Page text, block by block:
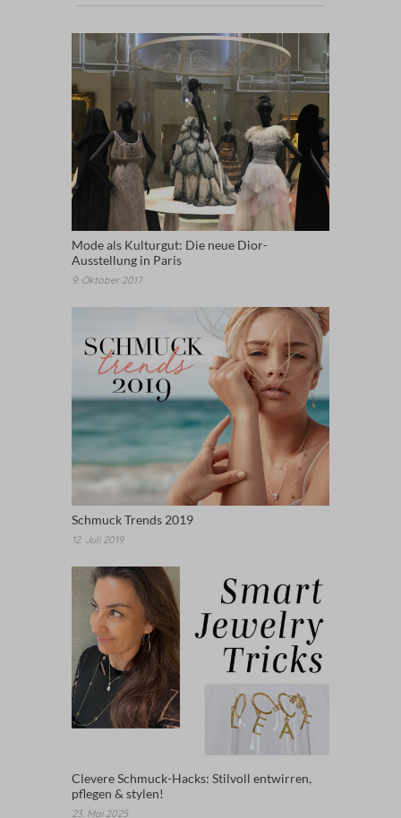
Mode als Kulturgut: Die neue Dior-
Ausstellung in Paris
9. Oktober 2017
Schmuck Trends 2019
12. Juli 2019
Clevere Schmuck-Hacks: Stilvoll entwirren,
pflegen & stylen!
23. Mai 2025